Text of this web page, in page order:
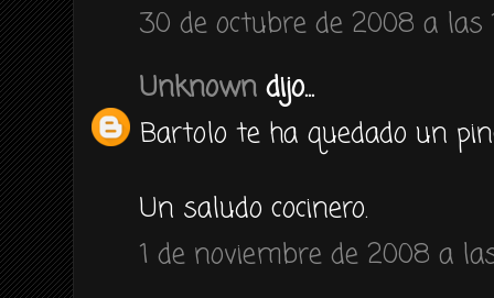
30 de octubre de 2008 a las
Unknown dijo...
Bartolo te ha quedado un
Un saludo cocinero.
1 de noviembre de 2008 a